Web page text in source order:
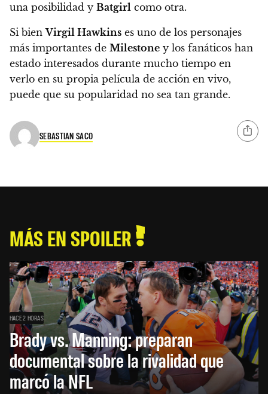
una posibilidad y Batgirl como otra.
Si bienVirgil Hawkins es uno de los personajes
más importantes de Milestone y los fanáticos han
estado interesados ​​durante mucho tiempo en
verlo en su propia película de acción en vivo,
puede que su popularidad no sea tan grande.
SEBASTIAN SACO
MÁS EN SPOILER
HACE 2 HORAS
Brady vs. Manning: preparan
documental sobre la rivalidad que
marcó la NFL